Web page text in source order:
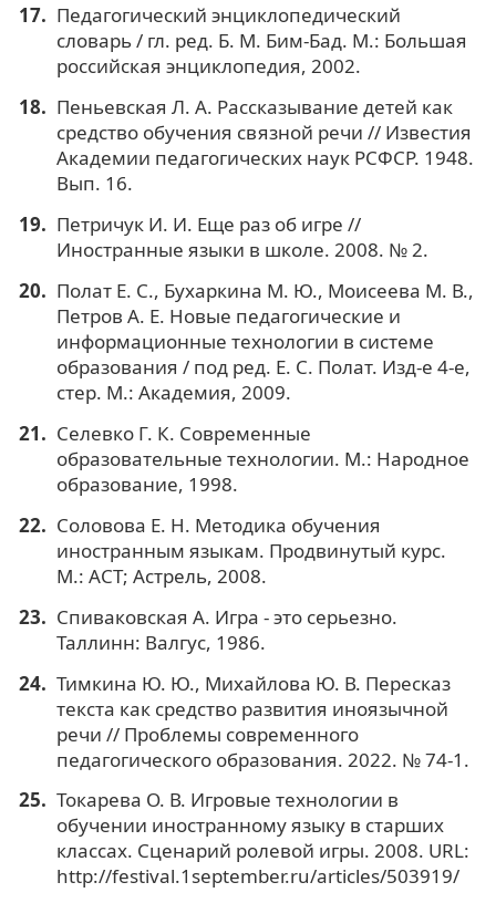
Педагогический энциклопедический
словарь / гл. ред. Б. М. Бим-Бад. М.: Большая
российская энциклопедия, 2002.
Пеньевская Л. А. Рассказывание детей как
средство обучения связной речи // Известия
Академии педагогических наук РСФСР. 1948.
Вып. 16.
Петричук И. И. Еще раз об игре //
Иностранные языки в школе. 2008. № 2.
Полат Е. С., Бухаркина М. Ю., Моисеева М. В.,
Петров А. Е. Новые педагогические и
информационные технологии в системе
образования / под ред. Е. С. Полат. Изд-е 4-е,
стер. М.: Академия, 2009.
Селевко Г. К. Современные
образовательные технологии. М.: Народное
образование, 1998.
Соловова Е. Н. Методика обучения
иностранным языкам. Продвинутый курс.
М.: АСТ; Астрель, 2008.
Спиваковская А. Игра - это серьезно.
Таллинн: Валгус, 1986.
Тимкина Ю. Ю., Михайлова Ю. В. Пересказ
текста как средство развития иноязычной
речи // Проблемы современного
педагогического образования. 2022. № 74-1.
Токарева О. В. Игровые технологии в
обучении иностранному языку в старших
классах. Сценарий ролевой игры. 2008. URL:
http://festival.1september.ru/articles/503919/